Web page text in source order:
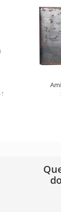
Marajoara